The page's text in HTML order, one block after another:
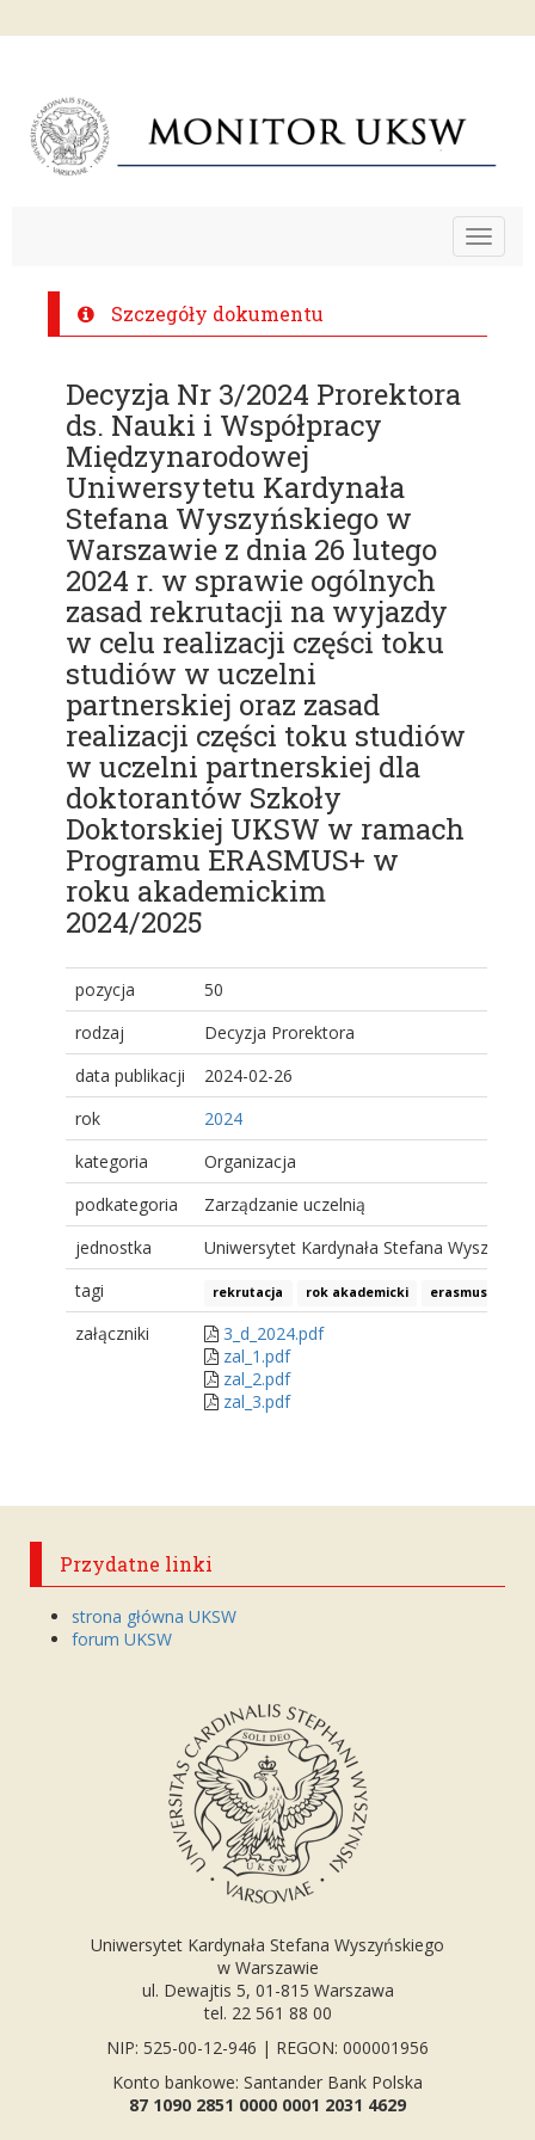
Toggle
Szczegóły dokumentu
Decyzja Nr 3/2024 Prorektora
ds. Nauki i Współpracy
Międzynarodowej
Uniwersytetu Kardynała
Stefana Wyszyńskiego w
Warszawie z dnia 26 lutego
2024 r. w sprawie ogólnych
zasad rekrutacji na wyjazdy
w celu realizacji części toku
studiów w uczelni
partnerskiej oraz zasad
realizacji części toku studiów
w uczelni partnerskiej dla
doktorantów Szkoły
Doktorskiej UKSW w ramach
Programu ERASMUS+ w
roku akademickim
2024/2025
pozycja
50
rodzaj
Decyzja Prorektora
data publikacji
2024-02-26
rok
2024
kategoria
Organizacja
podkategoria
Zarządzanie uczelnią
jednostka
Uniwersytet Kardynała Stefana
tagi
rekrutacja rok akademicki erasmus+
załączniki
3_d_2024.pdf
zal_1.pdf
zal_2.pdf
zal_3.pdf
Przydatne linki
strona główna UKSW
forum UKSW
Uniwersytet Kardynała Stefana Wyszyńskiego
w Warszawie
ul. Dewajtis 5, 01-815 Warszawa
tel. 22 561 88 00
NIP: 525-00-12-946 | REGON: 000001956
Konto bankowe: Santander Bank Polska
87 1090 2851 0000 0001 2031 4629